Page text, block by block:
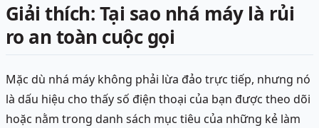
Giải thích: Tại sao nhá máy là rủi
ro an toàn cuộc gọi
Mặc dù nhá máy không phải lừa đảo trực tiếp, nhưng nó
là dấu hiệu cho thấy số điện thoại của bạn được theo dõi
hoặc nằm trong danh sách mục tiêu của những kẻ làm